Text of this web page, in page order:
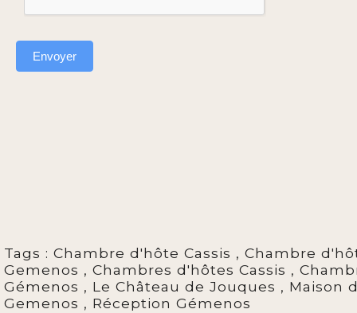
Envoyer
Tags : Chambre d'hôte Cassis , Chambre
Gemenos , Chambres d'hôtes Cassis ,
Gémenos , Le Château de Jouques , Maison
Gemenos , Réception Gémenos